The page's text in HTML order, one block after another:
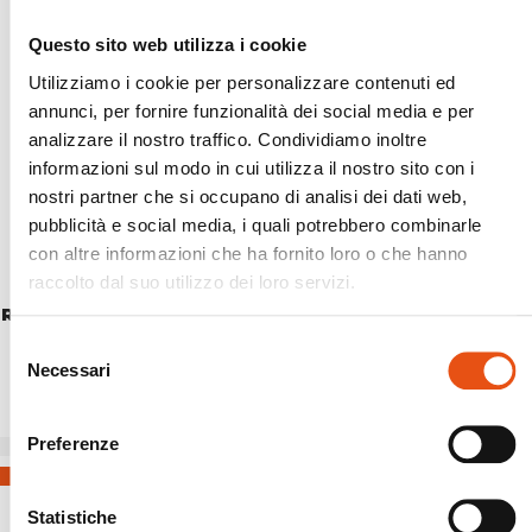
Questo sito web utilizza i cookie
Utilizziamo i cookie per personalizzare contenuti ed
annunci, per fornire funzionalità dei social media e per
analizzare il nostro traffico. Condividiamo inoltre
informazioni sul modo in cui utilizza il nostro sito con i
nostri partner che si occupano di analisi dei dati web,
pubblicità e social media, i quali potrebbero combinarle
con altre informazioni che ha fornito loro o che hanno
raccolto dal suo utilizzo dei loro servizi.
delNecessari
Preferenze
Statistiche
ROTELLA 80 MM X BAST.TREKKING (CF.2 PZ.)